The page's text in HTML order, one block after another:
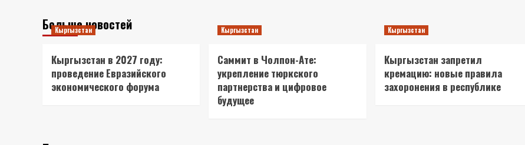
Больше новостей
Кыргызстан
Кыргызстан в 2027 году:
проведение Евразийского
экономического форума
Кыргызстан
Саммит в Чолпон-Ате:
укрепление тюркского
партнерства и цифровое
будущее
Кыргызстан
Кыргызстан запретил
кремацию: новые правила
захоронения в республике